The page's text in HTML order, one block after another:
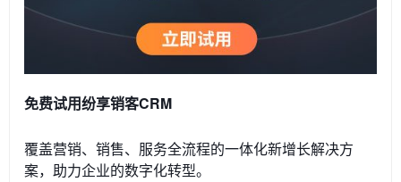
免费试用纷享销客CRM
覆盖营销、销售、服务全流程的一体化新增长解决方
案，助力企业的数字化转型。